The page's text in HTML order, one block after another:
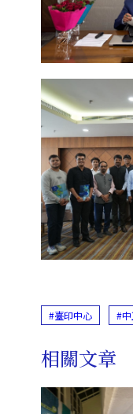
#臺印中心 #
相關文章